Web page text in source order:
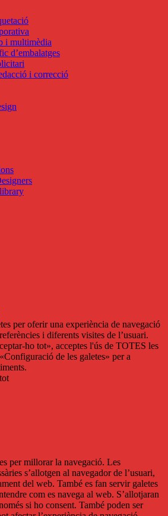
i multimèdia
d’embalatges
i correcció
per oferir una experiència de navegació
i diferents visites de l’usuari.
ho tot», acceptes l'ús de TOTES les
de les galetes» per a
per millorar la navegació. Les
s’allotgen al navegador de l’usuari,
del web. També es fan servir galetes
com es navega al web. S’allotjaran
si ho consent. També poden ser